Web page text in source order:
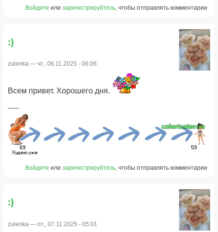
Войдите или зарегистрируйтесь, чтобы отправлять комментарии
:)
zulenka — чт., 06.11.2025 - 06:06
Всем привет. Хорошего дня.
Войдите или зарегистрируйтесь, чтобы отправлять комментарии
:)
zulenka — пт., 07.11.2025 - 05:01